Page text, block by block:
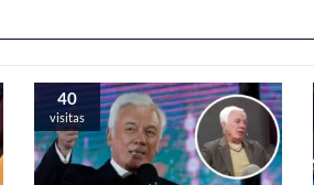
40
visitas